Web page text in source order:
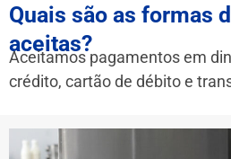
Quais são as formas
aceitas?
Aceitamos pagamentos em
crédito, cartão de débito e